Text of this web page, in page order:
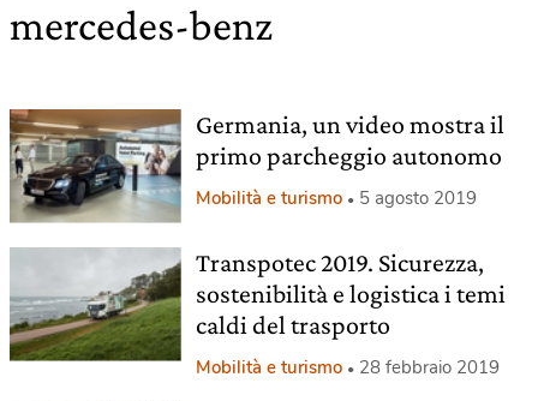
mercedes-benz
Germania, un video mostra il
primo parcheggio autonomo
Mobilità e turismo 5 agosto 2019
Transpotec 2019. Sicurezza,
sostenibilità e logistica i temi
caldi del trasporto
Mobilità e turismo 28 febbraio 2019